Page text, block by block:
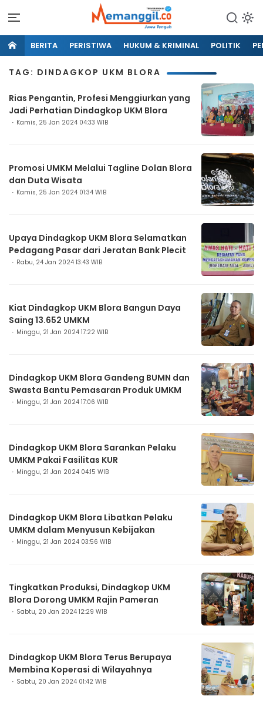
BERITA PERISTIWA HUKUM & KRIMINAL POLITIK
TAG: DINDAGKOP UKM BLORA
Rias Pengantin, Profesi Menggiurkan yang
Jadi Perhatian Dindagkop UKM Blora
Kamis, 25 Jan 2024 04:33 WIB
Promosi UMKM Melalui Tagline Dolan Blora
dan Duta Wisata
Kamis, 25 Jan 2024 01:34 WIB
Upaya Dindagkop UKM Blora Selamatkan
Pedagang Pasar dari Jeratan Bank Plecit
Rabu, 24 Jan 2024 13:43 WIB
Kiat Dindagkop UKM Blora Bangun Daya
Saing 13.652 UMKM
Minggu, 21 Jan 2024 17:22 WIB
Dindagkop UKM Blora Gandeng BUMN dan
Swasta Bantu Pemasaran Produk UMKM
Minggu, 21 Jan 2024 17:06 WIB
Dindagkop UKM Blora Sarankan Pelaku
UMKM Pakai Fasilitas KUR
Minggu, 21 Jan 2024 04:15 WIB
Dindagkop UKM Blora Libatkan Pelaku
UMKM dalam Menyusun Kebijakan
Minggu, 21 Jan 2024 03:56 WIB
Tingkatkan Produksi, Dindagkop UKM
Blora Dorong UMKM Rajin Pameran
Sabtu, 20 Jan 2024 12:29 WIB
Dindagkop UKM Blora Terus Berupaya
Membina Koperasi di Wilayahnya
Sabtu, 20 Jan 2024 01:42 WIB